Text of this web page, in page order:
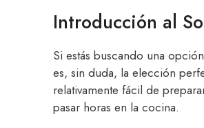
Introducción al
Si estás buscando una
es, sin duda, la elección
relativamente fácil de
pasar horas en la cocina.